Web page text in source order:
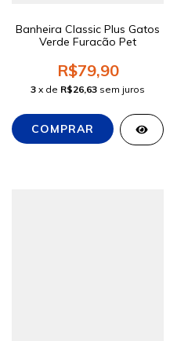
Banheira Classic Plus Gatos
Verde Furacão Pet
R$79,90
3 x de R$26,63 sem juros